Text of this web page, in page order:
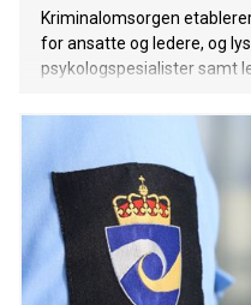
Kriminalomsorgen
for ansatte og ledere, og
psykologspesialister samt